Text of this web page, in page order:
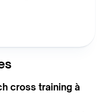
cross training à